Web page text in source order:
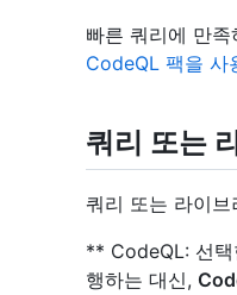
빠른 쿼리에 만
CodeQL 팩을 사
쿼리 또는
쿼리 또는 라이
** CodeQL: 선
행하는 대신,